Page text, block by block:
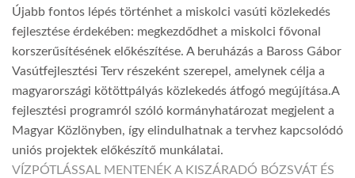
Újabb fontos lépés történhet a miskolci vasúti közlekedés
fejlesztése érdekében: megkezdődhet a miskolci fővonal
korszerűsítésének előkészítése. A beruházás a Baross Gábor
Vasútfejlesztési Terv részeként szerepel, amelynek célja a
magyarországi kötöttpályás közlekedés átfogó megújítása.A
fejlesztési programról szóló kormányhatározat megjelent a
Magyar Közlönyben, így elindulhatnak a tervhez kapcsolódó
uniós projektek előkészítő munkálatai.
VÍZPÓTLÁSSAL MENTENÉK A KISZÁRADÓ BÓZSVÁT ÉS